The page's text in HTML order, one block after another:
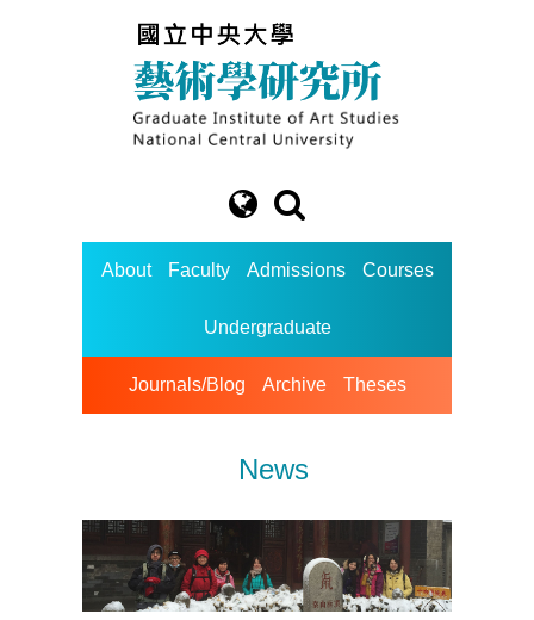
About Faculty Admissions Courses
Undergraduate
Journals/Blog Archive Theses
News